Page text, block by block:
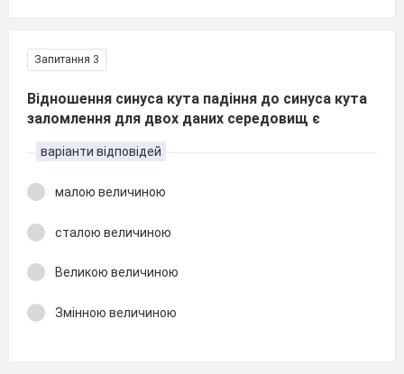
Запитання 3
Відношення синуса кута падіння до синуса кута
заломлення для двох даних середовищ є
варіанти відповідей
малою величиною
сталою величиною
Великою величиною
Змінною величиною